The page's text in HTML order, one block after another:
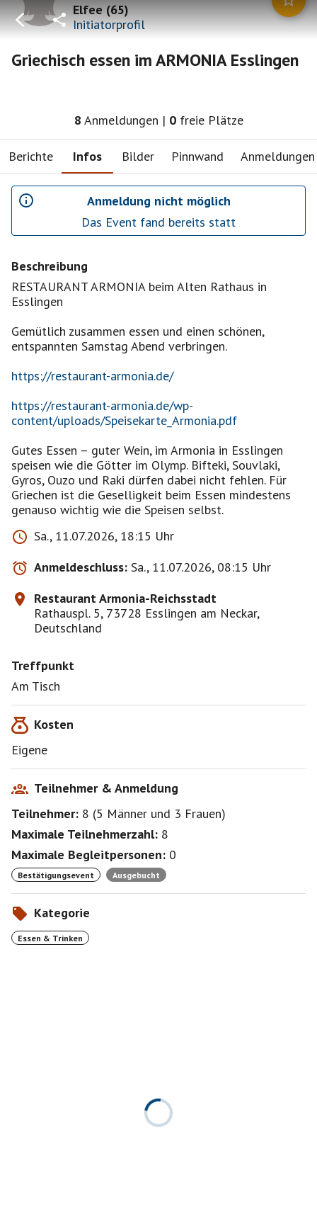
Elfee(65)
Initiatorprofil
Griechisch essen im ARMONIA Esslingen
8 Anmeldungen | 0 freie Plätze
Berichte Infos Bilder Pinnwand Anmeldungen
Anmeldung nicht möglich
Das Event fand bereits statt
Beschreibung
RESTAURANT ARMONIA beim Alten Rathaus in
Esslingen
Gemütlich zusammen essen und einen schönen,
entspannten Samstag Abend verbringen.
https://restaurant-armonia.de/
https://restaurant-armonia.de/wp-
content/uploads/Speisekarte_Armonia.pdf
Gutes Essen – guter Wein, im Armonia in Esslingen
speisen wie die Götter im Olymp. Bifteki, Souvlaki,
Gyros, Ouzo und Raki dürfen dabei nicht fehlen. Für
Griechen ist die Geselligkeit beim Essen mindestens
genauso wichtig wie die Speisen selbst.
Sa., 11.07.2026, 18:15 Uhr
Anmeldeschluss: Sa., 11.07.2026, 08:15 Uhr
Restaurant Armonia-Reichsstadt
Rathauspl. 5, 73728 Esslingen am Neckar,
Deutschland
Treffpunkt
Am Tisch
Kosten
Eigene
Teilnehmer & Anmeldung
Teilnehmer: 8 (5 Männer und 3 Frauen)
Maximale Teilnehmerzahl: 8
Maximale Begleitpersonen: 0
Bestätigungsevent Ausgebucht
Kategorie
Essen & Trinken